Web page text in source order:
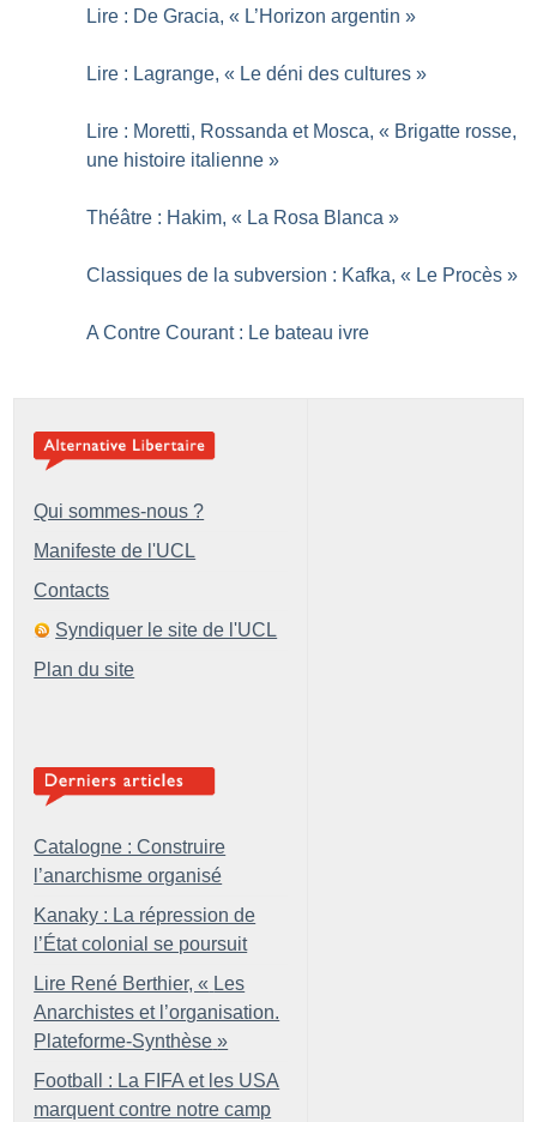
Lire : De Gracia, « L’Horizon argentin »
Lire : Lagrange, « Le déni des cultures »
Lire : Moretti, Rossanda et Mosca, « Brigatte rosse,
une histoire italienne »
Théâtre : Hakim, « La Rosa Blanca »
Classiques de la subversion : Kafka, « Le Procès »
A Contre Courant : Le bateau ivre
Qui sommes-nous ?
Manifeste de l'UCL
Contacts
Syndiquer le site de l'UCL
Plan du site
Catalogne : Construire
l’anarchisme organisé
Kanaky : La répression de
l’État colonial se poursuit
Lire René Berthier, « Les
Anarchistes et l’organisation.
Plateforme-Synthèse »
Football : La FIFA et les USA
marquent contre notre camp